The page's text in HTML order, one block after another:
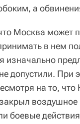
а
Москва может
в нем
изначально
допустили. При
на то,
воздушное
боевые